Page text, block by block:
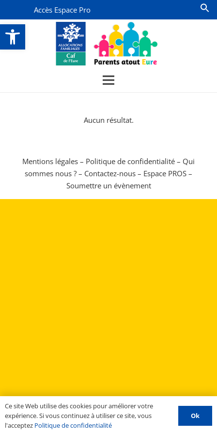
Ouvrir la barre d’outils
Accès Espace Pro
Aucun résultat.
Mentions légales – Politique de confidentialité – Qui
sommes nous ? – Contactez-nous – Espace PROS –
Soumettre un évènement
Ce site Web utilise des cookies pour améliorer votre
expérience. Si vous continuez à utiliser ce site, vous
l'acceptez Politique de confidentialité
Ok